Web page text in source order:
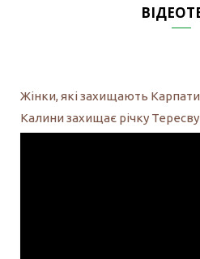
Жінки, які захищають
Калини захищає річку